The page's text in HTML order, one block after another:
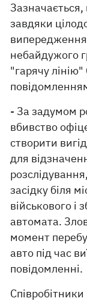
завдяки
небайдужого
"гарячу
- За задумом
вбивство
створити
для
засідку біля
військового і
автомата.
момент
авто під час
повідомленні.